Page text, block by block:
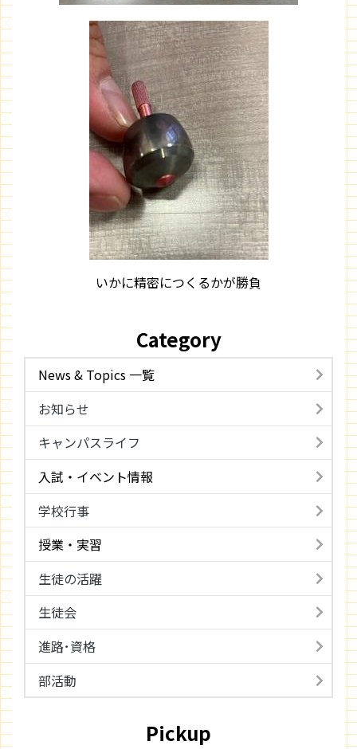
いかに精密につくるかが勝負
Category
News & Topics 一覧
お知らせ
キャンパスライフ
入試・イベント情報
学校行事
授業・実習
生徒の活躍
生徒会
進路･資格
部活動
Pickup